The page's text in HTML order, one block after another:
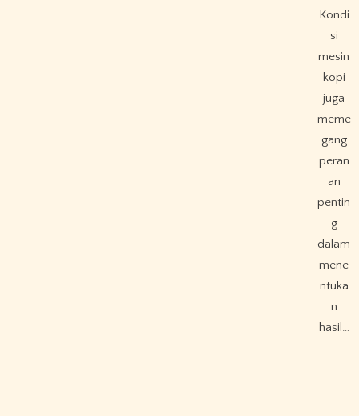
Kondi
si
mesin
kopi
juga
meme
gang
peran
an
pentin
g
dalam
mene
ntuka
n
hasil…